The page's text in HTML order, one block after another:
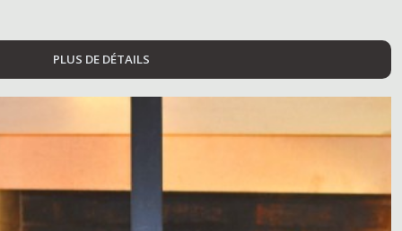
PLUS DE DÉTAILS